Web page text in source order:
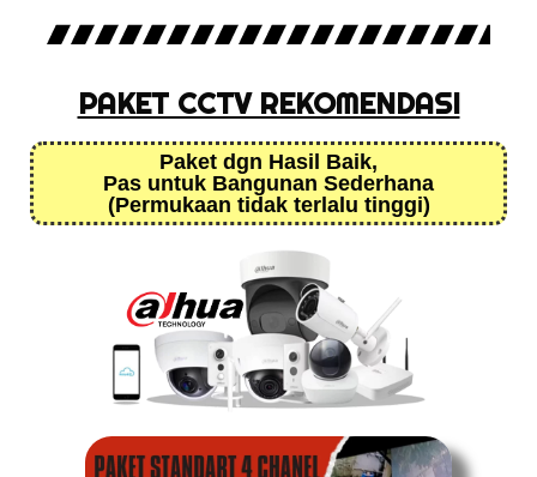
PAKET CCTV REKOMENDASI
Paket dgn Hasil Baik,
Pas untuk Bangunan Sederhana
(Permukaan tidak terlalu tinggi)